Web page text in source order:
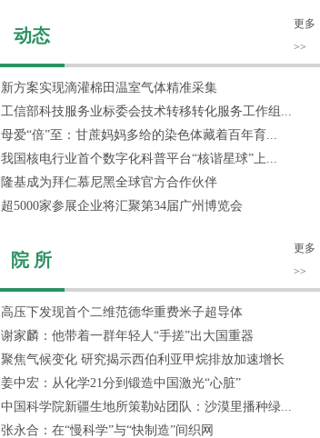
动态
更多
>>
新方案实现滴灌棉田温室气体精准采集
工信部科技服务业标委会技术转移转化服务工作组...
母爱“倍”至：甘蔗妈妈多给的染色体藏着百年育...
我国核电行业首个数字化科普平台“核谐星球”上...
隆基成为拜仁慕尼黑全球官方合作伙伴
超5000家参展企业将汇聚第34届广州博览会
院 所
更多
>>
高压下发现首个二维范德华重费米子超导体
谢家麟：他带着一群年轻人“手搓”出大国重器
聚焦气候变化 研究揭示西伯利亚甲烷排放加速增长
姜中宏：从化学21分到锻造中国激光“心脏”
中国科学院新疆生地所策勒站团队：沙漠里播种绿...
张永合：在“慢科学”与“快制造”间织网